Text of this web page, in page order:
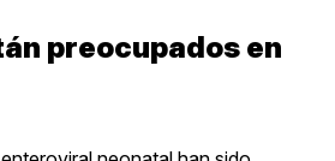
preocupados en